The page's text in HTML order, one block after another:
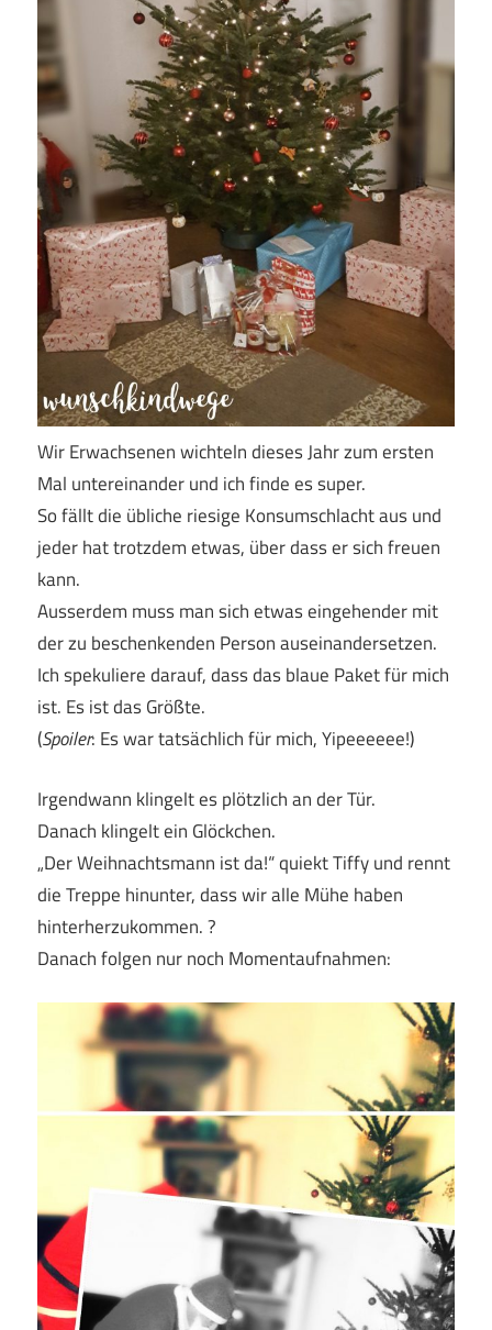
Wir Erwachsenen wichteln dieses Jahr zum ersten
Mal untereinander und ich finde es super.
So fällt die übliche riesige Konsumschlacht aus und
jeder hat trotzdem etwas, über dass er sich freuen
kann.
Ausserdem muss man sich etwas eingehender mit
der zu beschenkenden Person auseinandersetzen.
Ich spekuliere darauf, dass das blaue Paket für mich
ist. Es ist das Größte.
(Spoiler: Es war tatsächlich für mich, Yipeeeeee!)
Irgendwann klingelt es plötzlich an der Tür.
Danach klingelt ein Glöckchen.
„Der Weihnachtsmann ist da!“ quiekt Tiffy und rennt
die Treppe hinunter, dass wir alle Mühe haben
hinterherzukommen. ?
Danach folgen nur noch Momentaufnahmen: